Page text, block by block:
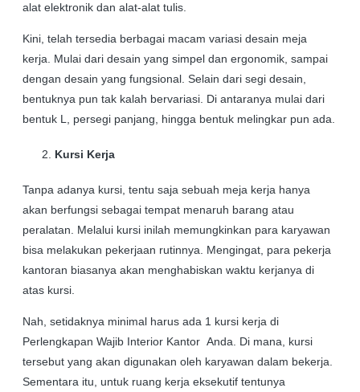
alat elektronik dan alat-alat tulis.
Kini, telah tersedia berbagai macam variasi desain meja
kerja. Mulai dari desain yang simpel dan ergonomik, sampai
dengan desain yang fungsional. Selain dari segi desain,
bentuknya pun tak kalah bervariasi. Di antaranya mulai dari
bentuk L, persegi panjang, hingga bentuk melingkar pun ada.
Kursi Kerja
Tanpa adanya kursi, tentu saja sebuah meja kerja hanya
akan berfungsi sebagai tempat menaruh barang atau
peralatan. Melalui kursi inilah memungkinkan para karyawan
bisa melakukan pekerjaan rutinnya. Mengingat, para pekerja
kantoran biasanya akan menghabiskan waktu kerjanya di
atas kursi.
Nah, setidaknya minimal harus ada 1 kursi kerja di
Perlengkapan Wajib Interior Kantor Anda. Di mana, kursi
tersebut yang akan digunakan oleh karyawan dalam bekerja.
Sementara itu, untuk ruang kerja eksekutif tentunya